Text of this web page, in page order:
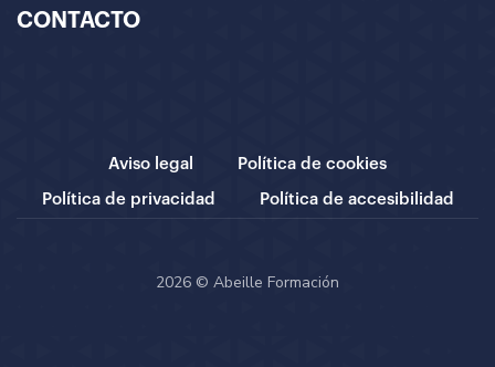
CONTACTO
Aviso legal Política de cookies
Política de privacidad Política de accesibilidad
2026 © Abeille Formación